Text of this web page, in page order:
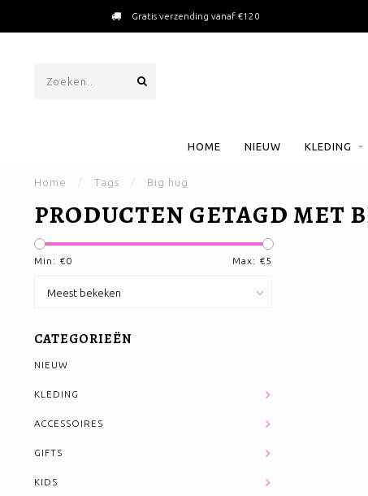
Gratis verzending vanaf €120
HOME NIEUW KLEDING
Home / Tags / Big hug
PRODUCTEN GETAGD MET
Min: €0 Max: €5
CATEGORIEËN
NIEUW
KLEDING
ACCESSOIRES
GIFTS
KIDS